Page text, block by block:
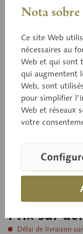
BoS 31
Cèpe de
Boletus edulis
Prix sur
Délai de livraison
Nota sobre
Ce site Web
nécessaires au
Web et qui sont
qui augmentent
Web, sont
pour simplifier
Web et réseaux
votre